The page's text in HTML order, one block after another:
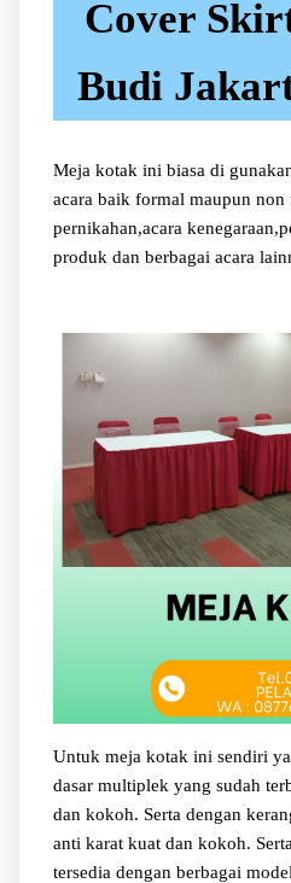
Cover
Budi
Meja kotak ini biasa di
acara baik formal maupun non
pernikahan,acara
produk dan berbagai acara
Untuk meja kotak ini sendiri
dasar multiplek yang sudah
dan kokoh. Serta dengan
anti karat kuat dan kokoh.
tersedia dengan berbagai